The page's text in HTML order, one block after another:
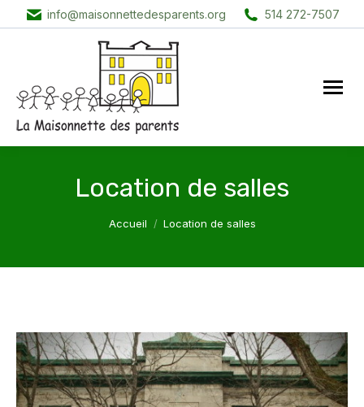
info@maisonnettedesparents.org 514 272-7507
Location de salles
Vous êtes ici :
Accueil Location de salles